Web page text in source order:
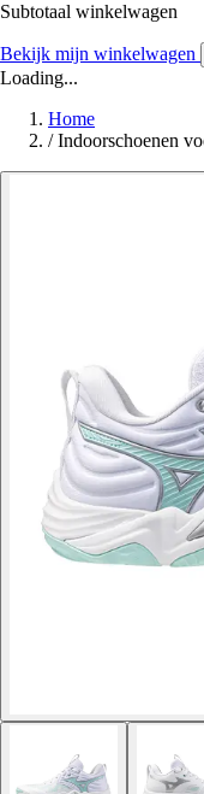
Subtotaal winkelwagen
Bekijk mijn winkelwagen
Loading...
Home
/ Indoorschoenen